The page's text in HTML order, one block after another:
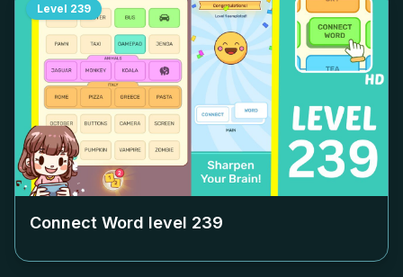
Level 239
Connect Word level 239